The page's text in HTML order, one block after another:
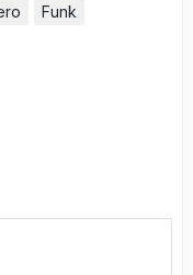
Funk